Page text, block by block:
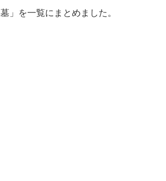
」を一覧にまとめました。